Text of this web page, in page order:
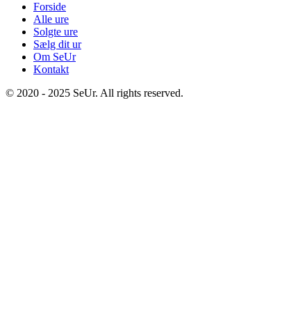
Forside
Alle ure
Solgte ure
Sælg dit ur
Om SeUr
Kontakt
© 2020 - 2025 SeUr. All rights reserved.